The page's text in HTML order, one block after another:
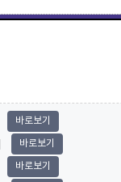
바로보기
바로보기
바로보기